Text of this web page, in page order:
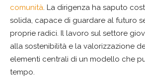
comunità. La dirigenza ha saputo
solida, capace di guardare al futuro
proprie radici. Il lavoro sul settore
alla sostenibilità e la valorizzazione
elementi centrali di un modello che
tempo.